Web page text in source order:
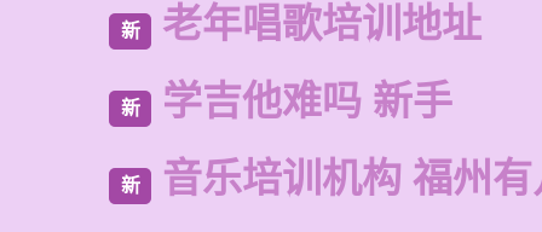
新 老年唱歌培训地址
新 学吉他难吗 新手
新 音乐培训机构 福州